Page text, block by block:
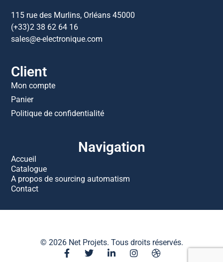
115 rue des Murlins, Orléans 45000
(+33)2 38 62 64 16
sales@e-electronique.com
Client
Mon compte
Panier
Politique de confidentialité
Navigation
Accueil
Catalogue
A propos de sourcing automatism
Contact
© 2026 Net Projets. Tous droits réservés.